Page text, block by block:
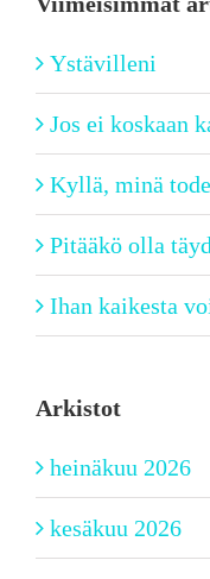
Ystävilleni
Jos ei koskaan
Kyllä, minä
Pitääkö olla
Ihan kaikesta
Arkistot
heinäkuu 2026
kesäkuu 2026